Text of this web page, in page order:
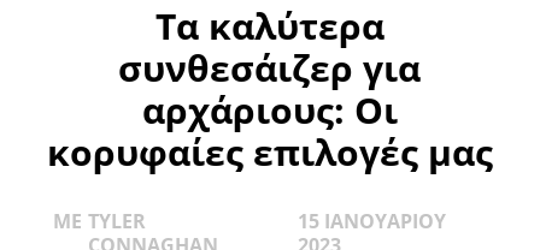
Τα καλύτερα
συνθεσάιζερ για
αρχάριους: Οι
κορυφαίες επιλογές μας
ΜΕ TYLER
15 ΙΑΝΟΥΑΡΊΟΥ